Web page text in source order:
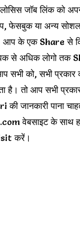
जॉब लिंक को
फेसबुक या अन्य
के एक Share से
से अधिक लोगो तक
सभी को, सभी प्रकार
है। तो आप सभी
जानकारी पाना
वेबसाइट के साथ
करें।